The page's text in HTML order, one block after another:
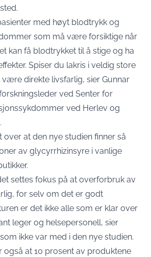
med høyt blodtrykk og
som må være forsiktige når
kan få blodtrykket til å stige og ha
Spiser du lakris i veldig store
være direkte livsfarlig, sier Gunnar
ved Senter for
ved Herlev og
over at den nye studien finner så
av glycyrrhizinsyre i vanlige
settes fokus på at overforbruk av
for selv om det er godt
er det ikke alle som er klar over
leger og helsepersonell, sier
ikke var med i den nye studien.
også at 10 prosent av produktene